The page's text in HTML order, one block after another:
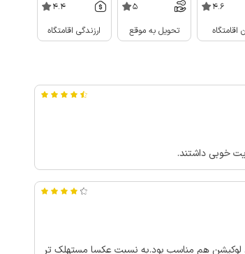
4.6
اقامتگاه
5
تحویل به موقع
4.4
ارزندگی اقامتگاه
خوبی داشتند.
لوکیشن هم مناسب بود.به نسبت عکسا مستهلک تر